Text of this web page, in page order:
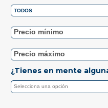
¿Tienes en mente